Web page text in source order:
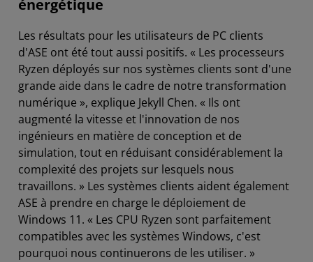
énergétique
Les résultats pour les utilisateurs de PC clients
d'ASE ont été tout aussi positifs. « Les processeurs
Ryzen déployés sur nos systèmes clients sont d'une
grande aide dans le cadre de notre transformation
numérique », explique Jekyll Chen. « Ils ont
augmenté la vitesse et l'innovation de nos
ingénieurs en matière de conception et de
simulation, tout en réduisant considérablement la
complexité des projets sur lesquels nous
travaillons. » Les systèmes clients aident également
ASE à prendre en charge le déploiement de
Windows 11. « Les CPU Ryzen sont parfaitement
compatibles avec les systèmes Windows, c'est
pourquoi nous continuerons de les utiliser. »